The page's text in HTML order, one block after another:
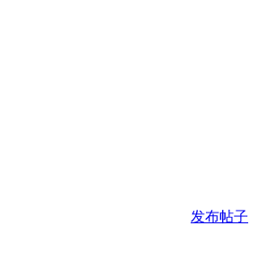
发布帖子